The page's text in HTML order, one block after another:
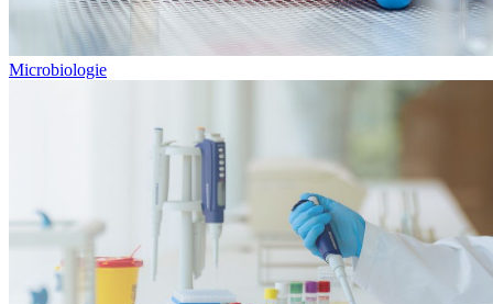
Microbiologie